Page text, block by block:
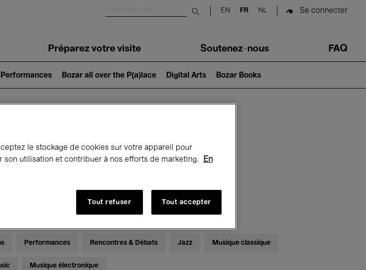
Submit search
EN FR NL Se connecter
Préparez votre visite Soutenez-nous FAQ
Performances Bozar all over the P(a)lace Digital Arts Bozar Books
à Bozar
- Jeudi 21 Mai 2026
Performances Rencontres & Débats Jazz Musique classique
Musique électronique
le stockage de cookies sur votre appareil pour
son utilisation et contribuer à nos efforts de marketing.
En
Tout refuser Tout accepter